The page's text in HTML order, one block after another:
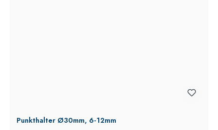
Punkthalter Ø30mm, 6-12mm